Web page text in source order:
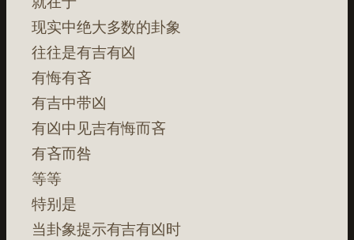
现实中绝大多数的卦象
往往是有吉有凶
有悔有吝
有吉中带凶
有凶中见吉有悔而吝
有吝而咎
等等
特别是
当卦象提示有吉有凶时